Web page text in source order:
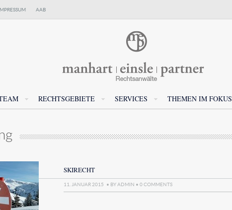
AAB
RECHTSGEBIETE SERVICES THEMEN IM FOKUS
SKIRECHT
11. JANUAR 2015 • BYADMIN • 0COMMENTS